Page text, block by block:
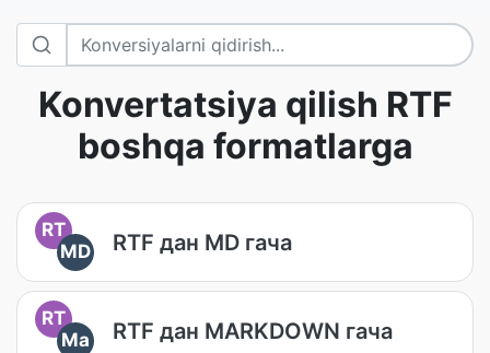
Konvertatsiya qilish RTF
boshqa formatlarga
RT
MD
RTF дан MD гача
RT
Ma
RTF дан MARKDOWN гача